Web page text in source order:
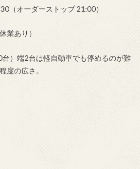
ダーストップ 21:00）
業あり）
）端2台は軽自動車でも停めるのが難
度の広さ。